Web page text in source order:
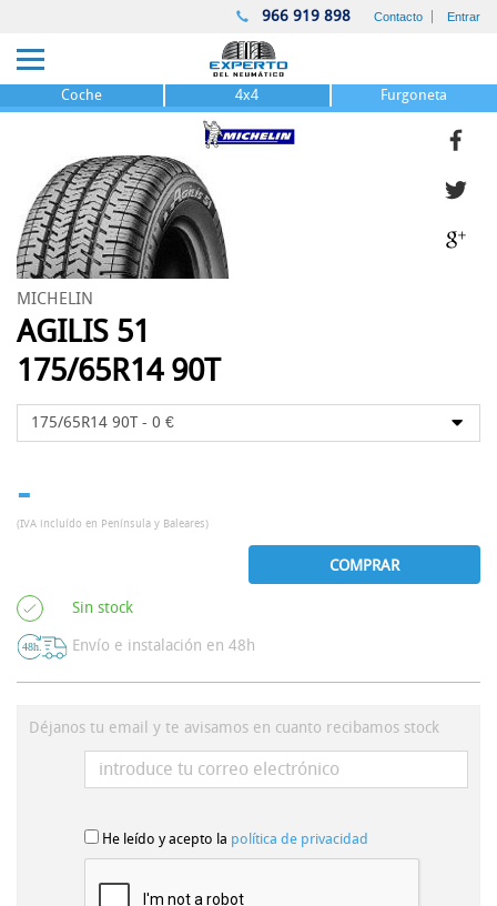
966 919 898 Contacto Entrar
Coche 4x4 Furgoneta
MICHELIN
AGILIS 51
175/65R14 90T
-
(IVA incluído en Península y Baleares)
COMPRAR
Sin stock
Envío e instalación en 48h
Déjanos tu email y te avisamos en cuanto recibamos stock
He leído y acepto la política de privacidad